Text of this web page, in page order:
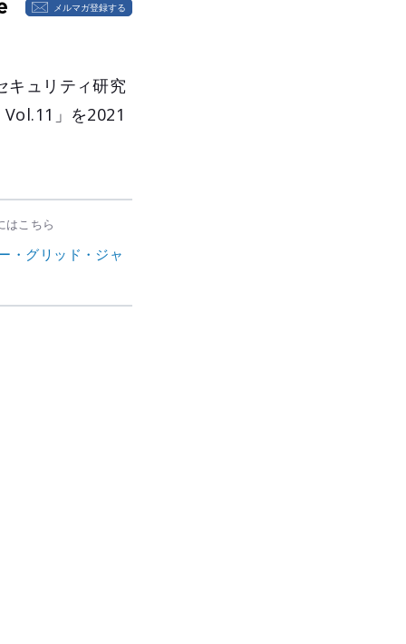
メルマガ登録する
キュリティ研究
Vol.11」を2021
はこちら
・グリッド・ジャ